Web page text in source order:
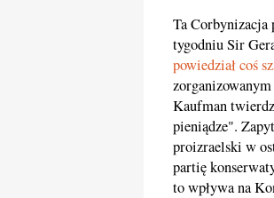
Ta Corbynizacja
tygodniu Sir
powiedział coś
Kaufman
pieniądze".
proizraelski w
partię
to wpływa na